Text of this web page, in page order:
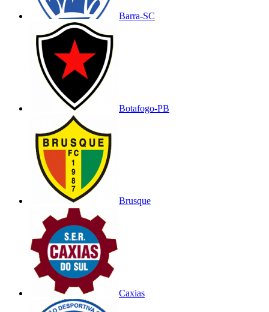
Barra-SC
Botafogo-PB
Brusque
Caxias